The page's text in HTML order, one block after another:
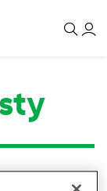
Ostatni post